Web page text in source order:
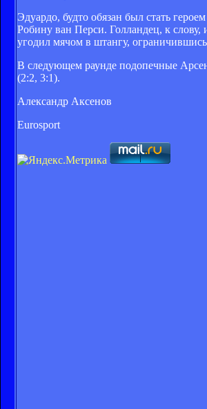
Эдуардо, будто обязан был стать
Робину ван Перси. Голландец, к
угодил мячом в штангу,
В следующем раунде подопечные
(2:2, 3:1).
Александр Аксенов
Eurosport